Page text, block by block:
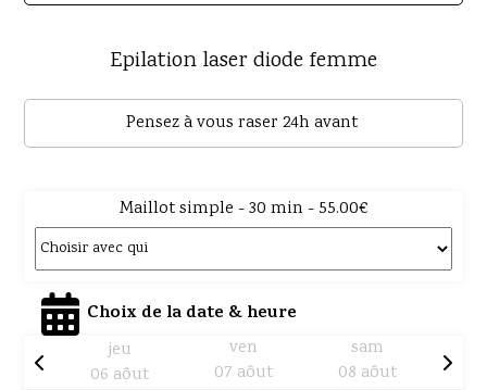
Epilation laser diode femme
Pensez à vous raser 24h avant
Maillot simple - 30 min - 55.00€
Choix de la date & heure
jeu
06 aôut
ven
07 aôut
sam
08 aôut